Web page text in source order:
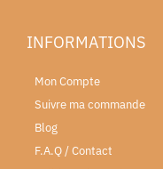
INFORMATIONS
Mon Compte
Suivre ma commande
Blog
F.A.Q / Contact